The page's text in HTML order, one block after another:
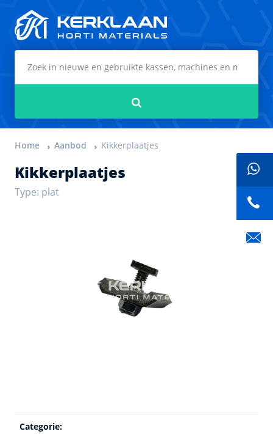
Home Aanbod Kikkerplaatjes
Kikkerplaatjes
Type: plat
Categorie: